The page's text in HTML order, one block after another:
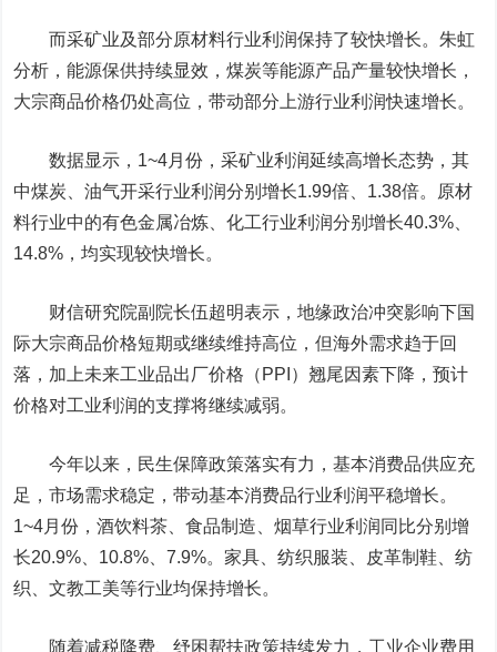
而采矿业及部分原材料行业利润保持了较快增长。朱虹
分析，能源保供持续显效，煤炭等能源产品产量较快增长，
大宗商品价格仍处高位，带动部分上游行业利润快速增长。
数据显示，1~4月份，采矿业利润延续高增长态势，其
中煤炭、油气开采行业利润分别增长1.99倍、1.38倍。原材
料行业中的有色金属冶炼、化工行业利润分别增长40.3%、
14.8%，均实现较快增长。
财信研究院副院长伍超明表示，地缘政治冲突影响下国
际大宗商品价格短期或继续维持高位，但海外需求趋于回
落，加上未来工业品出厂价格（PPI）翘尾因素下降，预计
价格对工业利润的支撑将继续减弱。
今年以来，民生保障政策落实有力，基本消费品供应充
足，市场需求稳定，带动基本消费品行业利润平稳增长。
1~4月份，酒饮料茶、食品制造、烟草行业利润同比分别增
长20.9%、10.8%、7.9%。家具、纺织服装、皮革制鞋、纺
织、文教工美等行业均保持增长。
随着减税降费、纾困帮扶政策持续发力，工业企业费用